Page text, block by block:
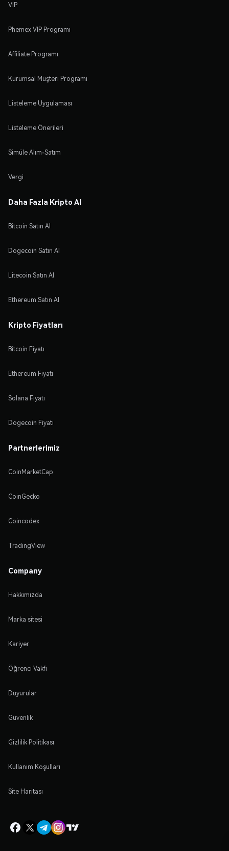
VIP
Phemex VIP Programı
Affiliate Programı
Kurumsal Müşteri Programı
Listeleme Uygulaması
Listeleme Önerileri
Simüle Alım-Satım
Vergi
Daha Fazla Kripto Al
Bitcoin Satın Al
Dogecoin Satın Al
Litecoin Satın Al
Ethereum Satın Al
Kripto Fiyatları
Bitcoin Fiyatı
Ethereum Fiyatı
Solana Fiyatı
Dogecoin Fiyatı
Partnerlerimiz
CoinMarketCap
CoinGecko
Coincodex
TradingView
Company
Hakkımızda
Marka sitesi
Kariyer
Öğrenci Vakfı
Duyurular
Güvenlik
Gizlilik Politikası
Kullanım Koşulları
Site Haritası